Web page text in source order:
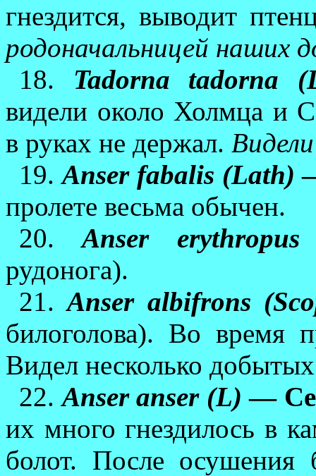
гнездится, выводит
родоначальницей наших
18. Tadorna tadorna
видели около Холмца и
в руках не держал.
19.Anser fabalis (Lath)
пролете весьма обычен.
20.Anser
рудонога).
21.Anser albifrons
билоголова). Во время
Видел несколько
22.Anser anser (L) —
их много гнездилось в
болот. После осушения